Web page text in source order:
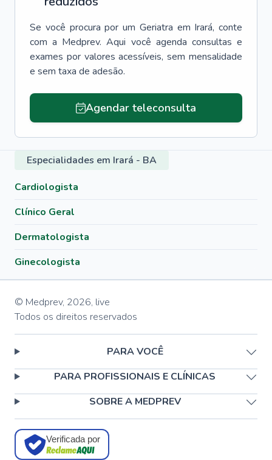
Se você procura por um Geriatra em Irará, conte
com a Medprev. Aqui você agenda consultas e
exames por valores acessíveis, sem mensalidade
e sem taxa de adesão.
Agendar teleconsulta
Especialidades em Irará - BA
Cardiologista
Clínico Geral
Dermatologista
Ginecologista
© Medprev, 2026, live
Todos os direitos reservados
PARA VOCÊ
PARA PROFISSIONAIS E CLÍNICAS
SOBRE A MEDPREV
Verificada por